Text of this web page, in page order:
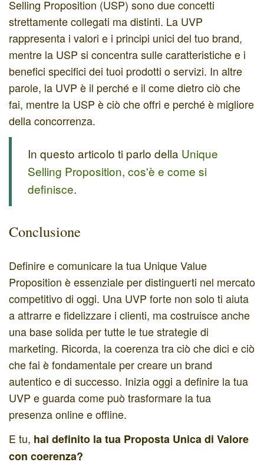
Selling Proposition (USP) sono due concetti
strettamente collegati ma distinti. La UVP
rappresenta i valori e i principi unici del tuo brand,
mentre la USP si concentra sulle caratteristiche e i
benefici specifici dei tuoi prodotti o servizi. In altre
parole, la UVP è il perché e il come dietro ciò che
fai, mentre la USP è ciò che offri e perché è migliore
della concorrenza.
In questo articolo ti parlo della Unique
Selling Proposition, cos'è e come si
definisce.
Conclusione
Definire e comunicare la tua Unique Value
Proposition è essenziale per distinguerti nel mercato
competitivo di oggi. Una UVP forte non solo ti aiuta
a attrarre e fidelizzare i clienti, ma costruisce anche
una base solida per tutte le tue strategie di
marketing. Ricorda, la coerenza tra ciò che dici e ciò
che fai è fondamentale per creare un brand
autentico e di successo. Inizia oggi a definire la tua
UVP e guarda come può trasformare la tua
presenza online e offline.
E tu, hai definito la tua Proposta Unica di Valore
con coerenza?